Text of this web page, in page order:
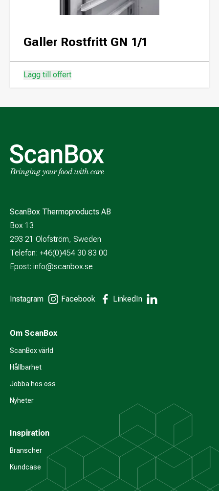
Galler Rostfritt GN 1/1
Lägg till offert
ScanBox Thermoproducts AB
Box 13
293 21 Olofström, Sweden
Telefon: +46(0)454 30 83 00
Epost: info@scanbox.se
Instagram Facebook LinkedIn
Om ScanBox
ScanBox värld
Hållbarhet
Jobba hos oss
Nyheter
Inspiration
Branscher
Kundcase